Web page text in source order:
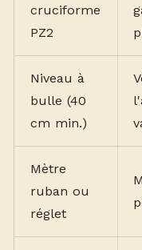
cruciforme
PZ2
Niveau à
bulle (40
cm min.)
Mètre
ruban ou
réglet